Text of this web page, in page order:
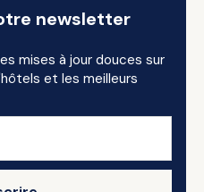
newsletter
mises à jour douces sur
et les meilleurs